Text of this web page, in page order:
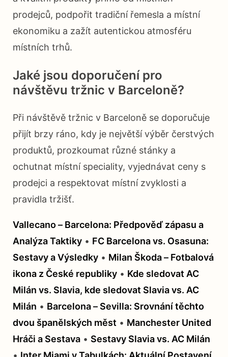
prodejců, podpořit tradiční řemesla a místní
ekonomiku a zažít autentickou atmosféru
místních trhů.
Jaké jsou doporučení pro
návštěvu tržnic v Barceloně?
Při návštěvě tržnic v Barceloně se doporučuje
přijít brzy ráno, kdy je největší výběr čerstvých
produktů, prozkoumat různé stánky a
ochutnat místní speciality, vyjednávat ceny s
prodejci a respektovat místní zvyklosti a
pravidla tržišť.
Vallecano – Barcelona: Předpověď zápasu a
Analýza Taktiky • FC Barcelona vs. Osasuna:
Sestavy a Výsledky • Milan Škoda – Fotbalová
ikona z České republiky • Kde sledovat AC
Milán vs. Slavia, kde sledovat Slavia vs. AC
Milán • Barcelona – Sevilla: Srovnání těchto
dvou španělských měst • Manchester United
Hráči a Sestava • Sestavy Slavia vs. AC Milán